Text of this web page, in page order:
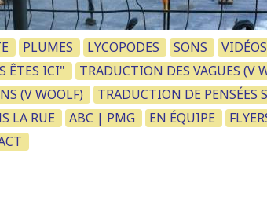
PLUMES LYCOPODES SONS VIDÉOS
ÊTES ICI"
TRADUCTION DES VAGUES (V
(V WOOLF)
TRADUCTION DE PENSÉES
LA RUE ABC | PMG EN ÉQUIPE